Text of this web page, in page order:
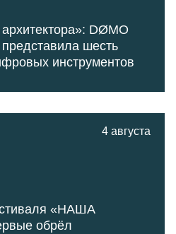
DØMO
шесть
инструментов
4 августа
«НАША
обрёл